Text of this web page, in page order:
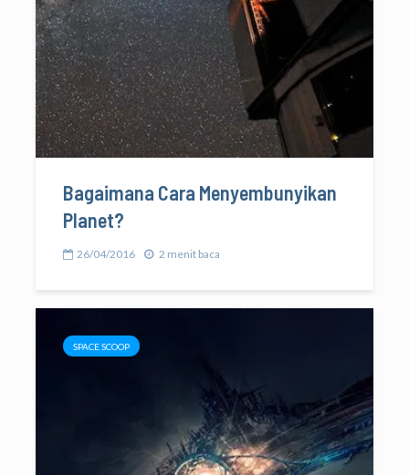
Bagaimana Cara Menyembunyikan
Planet?
26/04/2016 2 menit baca
SPACE SCOOP